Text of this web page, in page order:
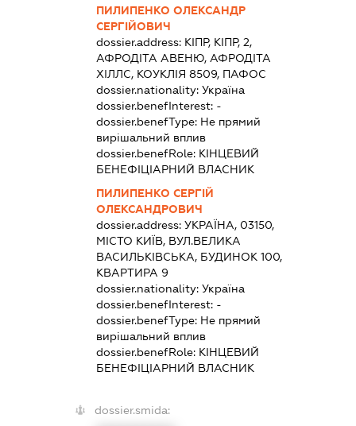
ПИЛИПЕНКО ОЛЕКСАНДР
СЕРГІЙОВИЧ
dossier.address: КІПР, КІПР, 2,
АФРОДІТА АВЕНЮ, АФРОДІТА
ХІЛЛС, КОУКЛІЯ 8509, ПАФОС
dossier.nationality: Україна
dossier.benefInterest: -
dossier.benefType: Не прямий
вирішальний вплив
dossier.benefRole: КІНЦЕВИЙ
БЕНЕФІЦІАРНИЙ ВЛАСНИК
ПИЛИПЕНКО СЕРГІЙ
ОЛЕКСАНДРОВИЧ
dossier.address: УКРАЇНА, 03150,
МІСТО КИЇВ, ВУЛ.ВЕЛИКА
ВАСИЛЬКІВСЬКА, БУДИНОК 100,
КВАРТИРА 9
dossier.nationality: Україна
dossier.benefInterest: -
dossier.benefType: Не прямий
вирішальний вплив
dossier.benefRole: КІНЦЕВИЙ
БЕНЕФІЦІАРНИЙ ВЛАСНИК
dossier.smida: